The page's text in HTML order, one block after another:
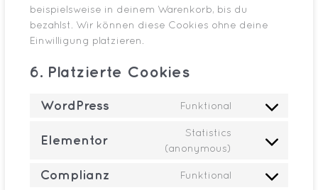
beispielsweise in deinem Warenkorb, bis du
bezahlst. Wir können diese Cookies ohne deine
Einwilligung platzieren.
6. Platzierte Cookies
WordPress Funktional
Elementor
Statistics
(anonymous)
Complianz Funktional